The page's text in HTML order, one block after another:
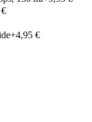
+4,95 €